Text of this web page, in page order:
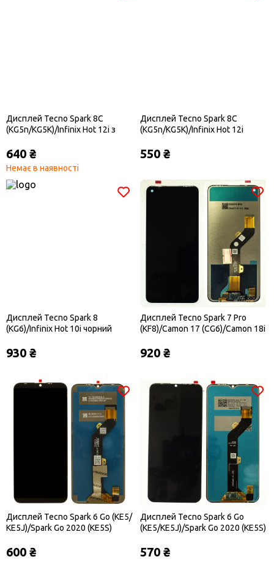
Дисплей Tecno Spark 8C
(KG5n/KG5K)/Infinix Hot 12i з
640 ₴
Немає в наявності
Дисплей Tecno Spark 8C
(KG5n/KG5K)/Infinix Hot 12i
550 ₴
Дисплей Tecno Spark 8
(KG6)/Infinix Hot 10i чорний
930 ₴
Дисплей Tecno Spark 7 Pro
(KF8)/Camon 17 (CG6)/Camon 18i
920 ₴
Дисплей Tecno Spark 6 Go (KE5/
KE5J)/Spark Go 2020 (KE5S)
600 ₴
Дисплей Tecno Spark 6 Go
(KE5/KE5J)/Spark Go 2020 (KE5S)
570 ₴